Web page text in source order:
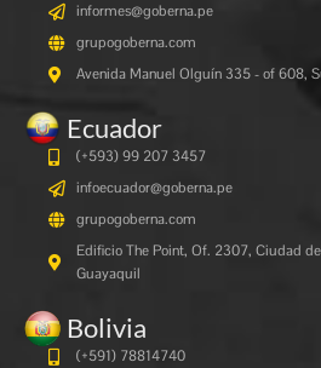
informes@goberna.pe
grupogoberna.com
Avenida Manuel Olguín 335 - of 608,
Ecuador
(+593) 99 207 3457
infoecuador@goberna.pe
grupogoberna.com
Edificio The Point, Of. 2307, Ciudad
Guayaquil
Bolivia
(+591) 78814740